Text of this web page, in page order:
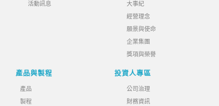
活動訊息
大事紀
經營理念
願景與使命
企業集團
獎項與榮譽
產品與製程
產品
製程
投資人專區
公司治理
財務資訊